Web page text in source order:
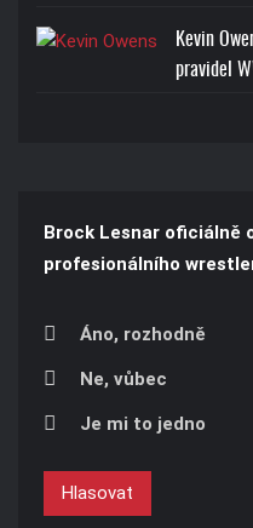
Kevin
pravidel
Brock Lesnar oficiálně
profesionálního
Áno, rozhodně
Ne, vůbec
Je mi to jedno
Hlasovat